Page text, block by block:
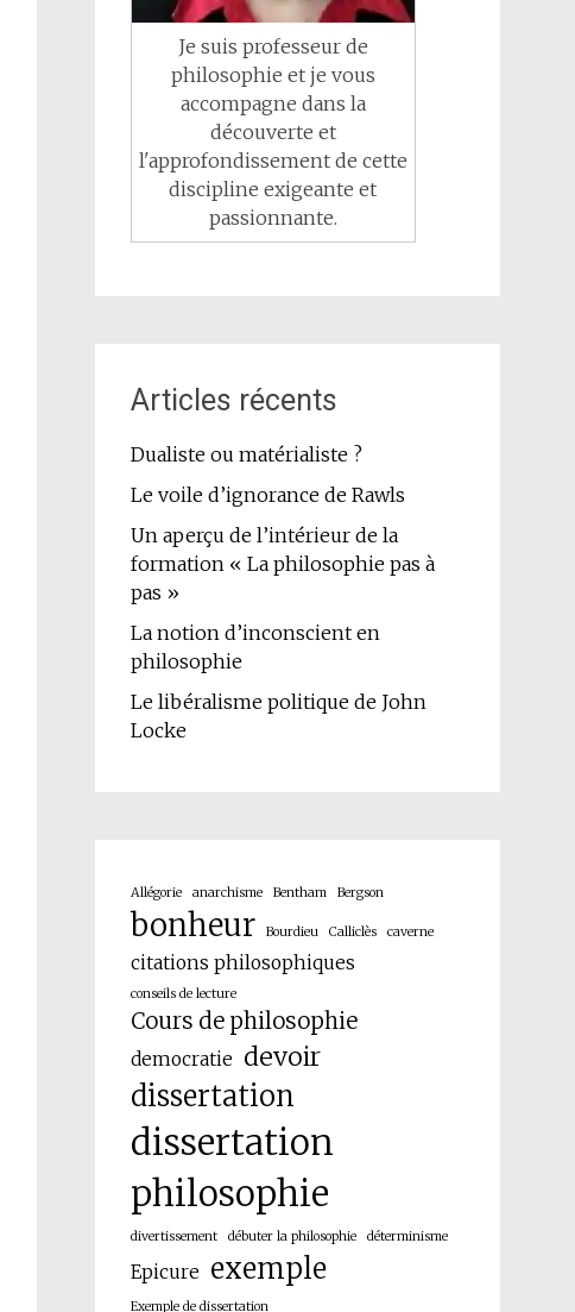
Je suis professeur de
philosophie et je vous
accompagne dans la
découverte et
l'approfondissement de cette
discipline exigeante et
passionnante.
Articles récents
Dualiste ou matérialiste ?
Le voile d’ignorance de Rawls
Un aperçu de l’intérieur de la
formation « La philosophie pas à
pas »
La notion d’inconscient en
philosophie
Le libéralisme politique de John
Locke
Allégorie anarchisme Bentham Bergson
bonheur Bourdieu Calliclès caverne
citations philosophiques
conseils de lecture
Cours de philosophie
democratie devoir
dissertation
dissertation
philosophie
divertissement débuter la philosophie déterminisme
Epicure exemple
Exemple de dissertation